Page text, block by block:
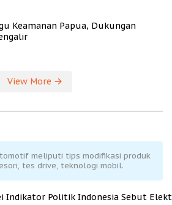
Keamanan Papua, Dukungan
View More
meliputi tips modifikasi produk
tes drive, teknologi mobil.
Indikator Politik Indonesia Sebut